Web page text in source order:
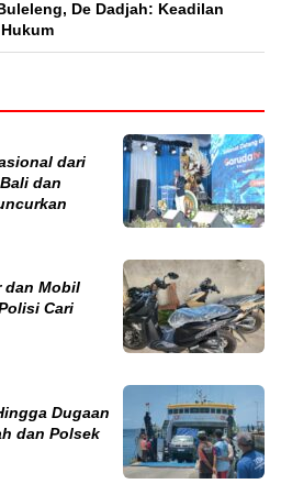
De Dadjah: Keadilan
dari
dan
dan Mobil
Cari
Dugaan
dan Polsek